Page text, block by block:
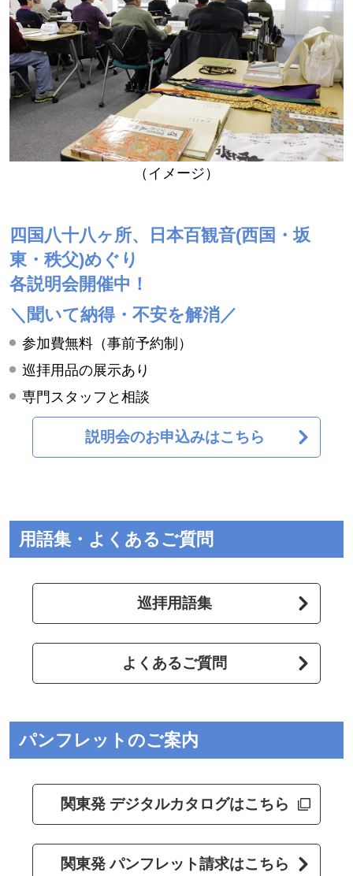
（イメージ）
四国八十八ヶ所、日本百観音(西国・坂
東・秩父)めぐり
各説明会開催中！
＼聞いて納得・不安を解消／
参加費無料（事前予約制）
巡拝用品の展示あり
専門スタッフと相談
説明会のお申込みはこちら
用語集・よくあるご質問
巡拝用語集
よくあるご質問
パンフレットのご案内
関東発 デジタルカタログはこちら
関東発 パンフレット請求はこちら